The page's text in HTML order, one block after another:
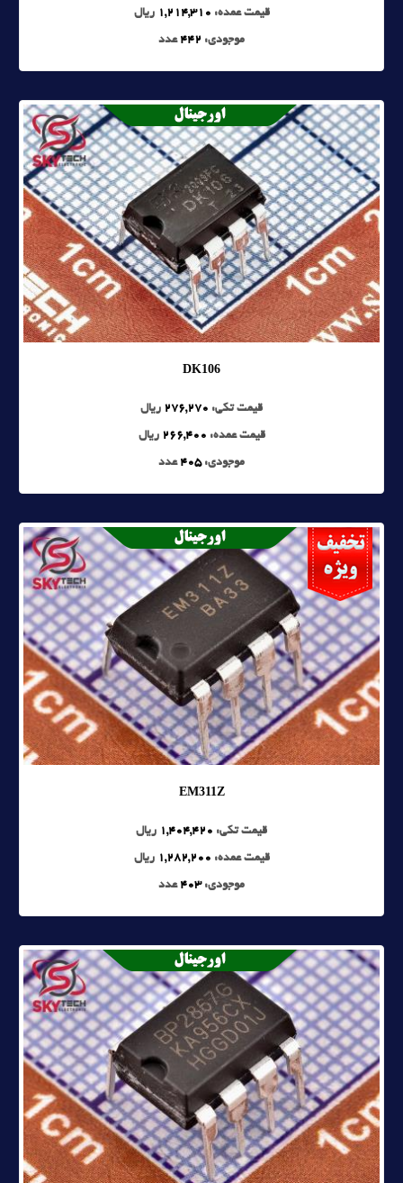
قیمت عمده: 1,214,310 ریال
موجودی: 442 عدد
DK106
قیمت تکی: 276,270 ریال
قیمت عمده: 266,400 ریال
موجودی:405 عدد
EM311Z
قیمت تکی: 1,404,420 ریال
قیمت عمده: 1,282,200 ریال
موجودی:403 عدد